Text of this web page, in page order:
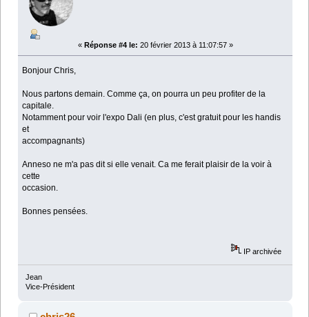
« Réponse #4 le: 20 février 2013 à 11:07:57 »
Bonjour Chris,
Nous partons demain. Comme ça, on pourra un peu profiter de la
capitale.
Notamment pour voir l'expo Dali (en plus, c'est gratuit pour les handis
et
accompagnants)
Anneso ne m'a pas dit si elle venait. Ca me ferait plaisir de la voir à
cette
occasion.
Bonnes pensées.
IP archivée
Jean
Vice-Président